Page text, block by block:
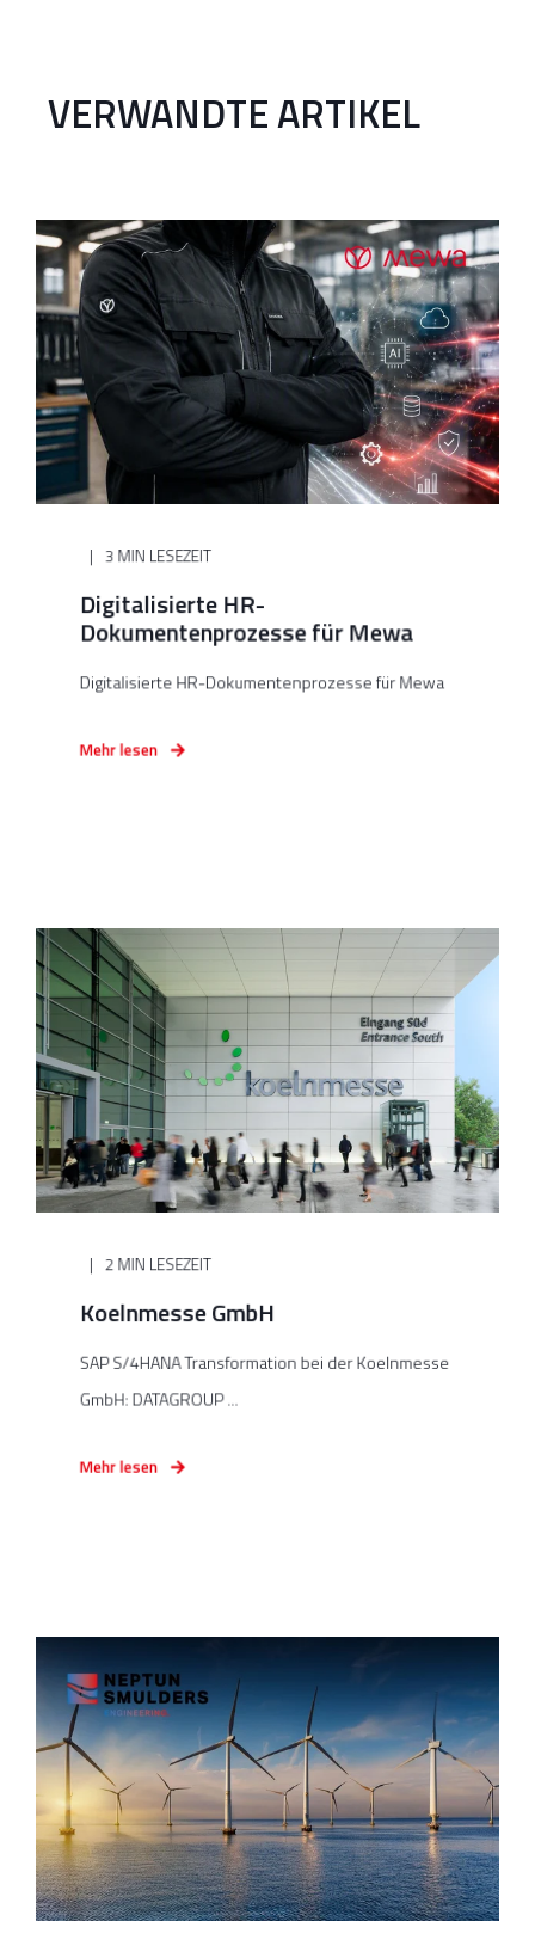
VERWANDTE ARTIKEL
3 MIN LESEZEIT
Digitalisierte HR-
Dokumentenprozesse für Mewa
Digitalisierte HR-Dokumentenprozesse für Mewa
Mehr lesen
2 MIN LESEZEIT
Koelnmesse GmbH
SAP S/4HANA Transformation bei der Koelnmesse
GmbH: DATAGROUP ...
Mehr lesen